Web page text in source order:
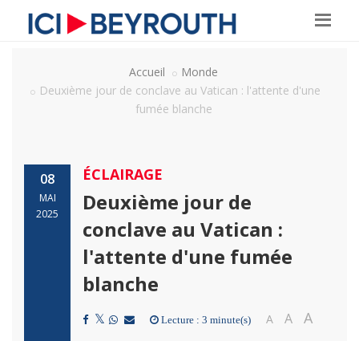
Accueil
Monde
Deuxième jour de conclave au Vatican : l'attente d'une
fumée blanche
08
MAI
2025
ÉCLAIRAGE
Deuxième jour de
conclave au Vatican :
l'attente d'une fumée
blanche
Lecture : 3 minute(s) A A A